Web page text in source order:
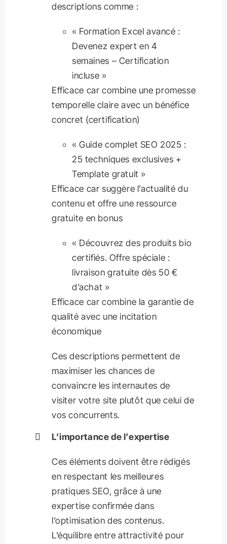
descriptions comme :
« Formation Excel avancé :
Devenez expert en 4
semaines – Certification
incluse »
Efficace car combine une promesse
temporelle claire avec un bénéfice
concret (certification)
« Guide complet SEO 2025 :
25 techniques exclusives +
Template gratuit »
Efficace car suggère l’actualité du
contenu et offre une ressource
gratuite en bonus
« Découvrez des produits bio
certifiés. Offre spéciale :
livraison gratuite dès 50 €
d’achat »
Efficace car combine la garantie de
qualité avec une incitation
économique
Ces descriptions permettent de
maximiser les chances de
convaincre les internautes de
visiter votre site plutôt que celui de
vos concurrents.
L’importance de l’expertise
Ces éléments doivent être rédigés
en respectant les meilleures
pratiques SEO, grâce à une
expertise confirmée dans
l’optimisation des contenus.
L’équilibre entre attractivité pour